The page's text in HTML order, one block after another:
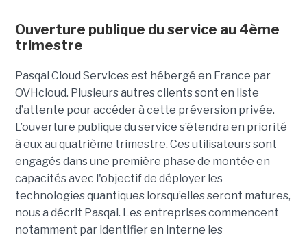
Ouverture publique du service au 4ème
trimestre
Pasqal Cloud Services est hébergé en France par
OVHcloud. Plusieurs autres clients sont en liste
d’attente pour accéder à cette préversion privée.
L’ouverture publique du service s’étendra en priorité
à eux au quatrième trimestre. Ces utilisateurs sont
engagés dans une première phase de montée en
capacités avec l'objectif de déployer les
technologies quantiques lorsqu’elles seront matures,
nous a décrit Pasqal. Les entreprises commencent
notamment par identifier en interne les